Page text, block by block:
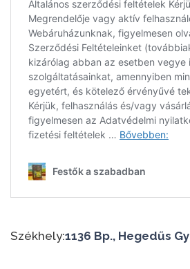
Székhely:1136 Bp., Hegedűs